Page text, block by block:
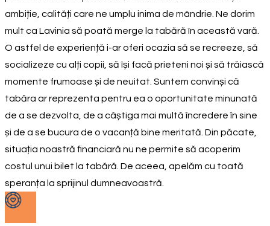
ambiție, calități care ne umplu inima de mândrie. Ne dorim
mult ca Lavinia să poată merge la tabără în această vară.
O astfel de experiență i-ar oferi ocazia să se recreeze, să
socializeze cu alți copii, să își facă prieteni noi și să trăiască
momente frumoase și de neuitat. Suntem convinși că
tabăra ar reprezenta pentru ea o oportunitate minunată
de a se dezvolta, de a câștiga mai multă încredere în sine
și de a se bucura de o vacanță bine meritată. Din păcate,
situația noastră financiară nu ne permite să acoperim
costul unui bilet la tabără. De aceea, apelăm cu toată
speranța la sprijinul dumneavoastră.